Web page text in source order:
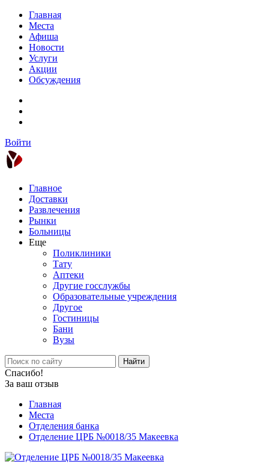
Главная
Места
Афиша
Новости
Услуги
Акции
Обсуждения
Войти
Главное
Доставки
Развлечения
Рынки
Больницы
Еще
Поликлиники
Тату
Аптеки
Другие госслужбы
Образовательные учреждения
Другое
Гостиницы
Бани
Вузы
Найти
Спасибо!
За ваш отзыв
Главная
Места
Отделения банка
Отделение ЦРБ №0018/35 Макеевка